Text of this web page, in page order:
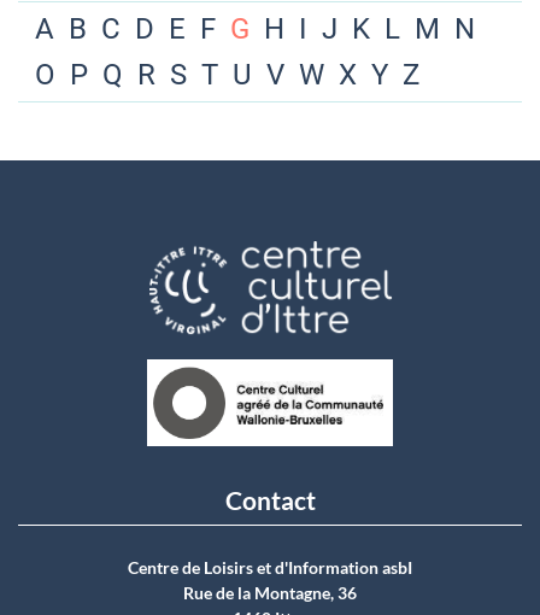
A B C D E F G H I J K L M N
O P Q R S T U V W X Y Z
Contact
Centre de Loisirs et d'Information asbI
Rue de la Montagne, 36